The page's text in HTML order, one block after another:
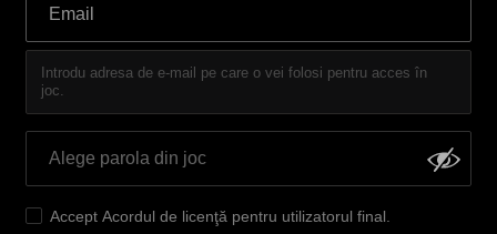
Introdu adresa de e-mail pe care o vei folosi pentru acces în
joc.
Accept Acordul de licenţă pentru utilizatorul final